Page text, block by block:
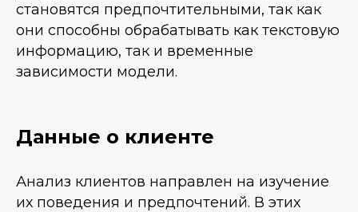
становятся предпочтительными, так как
они способны обрабатывать как текстовую
информацию, так и временные
зависимости модели.
Данные о клиенте
Анализ клиентов направлен на изучение
их поведения и предпочтений. В этих